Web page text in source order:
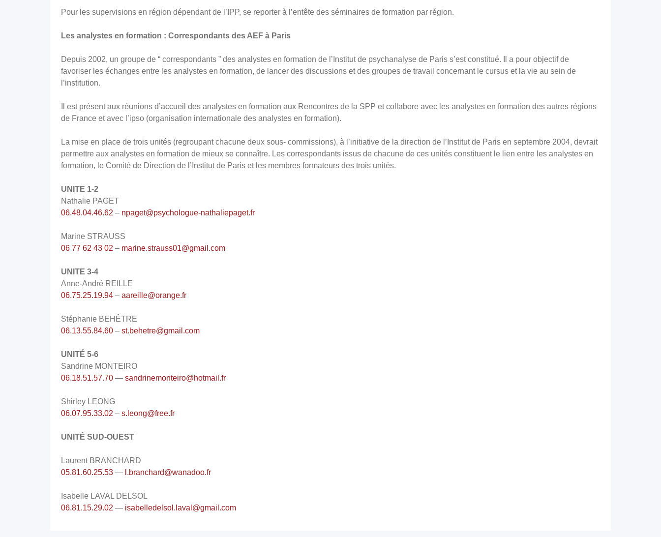
Pour les supervisions en région dépendant de l’IPP, se reporter à l’entête des séminaires de formation par région.
Les analystes en formation : Correspondants des AEF à Paris
Depuis 2002, un groupe de “ correspondants ” des analystes en formation de l’Institut de psychanalyse de Paris s’est constitué. Il a pour objectif de
favoriser les échanges entre les analystes en formation, de lancer des discussions et des groupes de travail concernant le cursus et la vie au sein de
l’institution.
Il est présent aux réunions d’accueil des analystes en formation aux Rencontres de la SPP et collabore avec les analystes en formation des autres régions
de France et avec l’ipso (organisation internationale des analystes en formation).
La mise en place de trois unités (regroupant chacune deux sous- commissions), à l’initiative de la direction de l’Institut de Paris en septembre 2004, devrait
permettre aux analystes en formation de mieux se connaître. Les correspondants issus de chacune de ces unités constituent le lien entre les analystes en
formation, le Comité de Direction de l’Institut de Paris et les membres formateurs des trois unités.
UNITE 1-2
Nathalie PAGET
06.48.04.46.62 – npaget@psychologue-nathaliepaget.fr
Marine STRAUSS
06 77 62 43 02 – marine.strauss01@gmail.com
UNITE 3-4
Anne-André REILLE
06.75.25.19.94 – aareille@orange.fr
Stéphanie BEHÊTRE
06.13.55.84.60 – st.behetre@gmail.com
UNITÉ 5-6
Sandrine MONTEIRO
06.18.51.57.70 — sandrinemonteiro@hotmail.fr
Shirley LEONG
06.07.95.33.02 – s.leong@free.fr
UNITÉ SUD-OUEST
Laurent BRANCHARD
05.81.60.25.53 — l.branchard@wanadoo.fr
Isabelle LAVAL DELSOL
06.81.15.29.02 — isabelledelsol.laval@gmail.com